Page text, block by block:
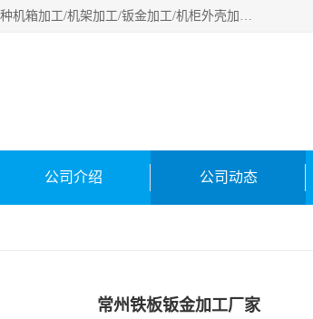
昆山市昆马机械钣金有限公司专业承接：昆山，江苏，苏州，上海，等昆山周边的各种机箱加工/机架加工/钣金加工/机柜外壳加工。多年来，我厂遵循“以人为本”的管理理念，本着“用户第一、信誉至上”的宗旨和“求实、务实，提高办事效率，参与市场竞争”的精神。欢迎新老客户来电咨询！
公司介绍 公司动态
常州铁板钣金加工厂家